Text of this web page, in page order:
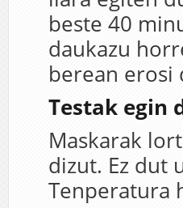
beste 40
daukazu
berean erosi
Testak egin
Maskarak
dizut. Ez dut
Tenperatura